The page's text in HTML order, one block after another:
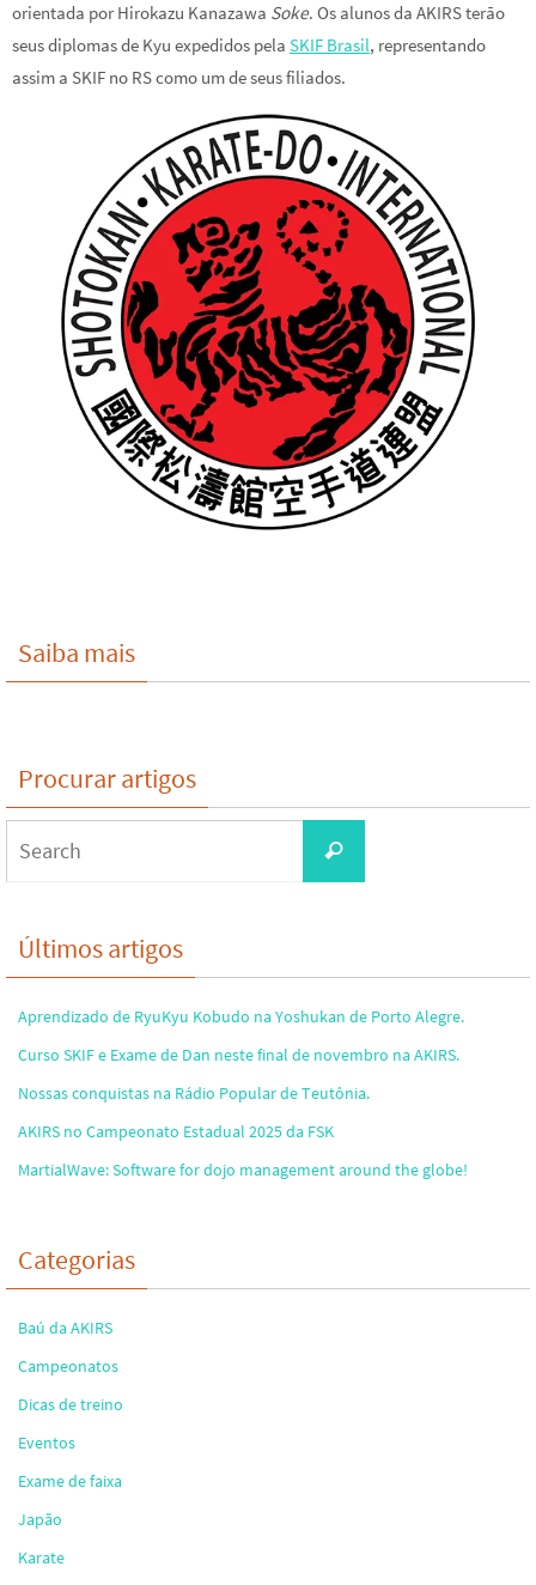
orientada por Hirokazu Kanazawa Soke. Os alunos da AKIRS terão
seus diplomas de Kyu expedidos pela SKIF Brasil, representando
assim a SKIF no RS como um de seus filiados.
Saiba mais
Procurar artigos
Search
Últimos artigos
Aprendizado de RyuKyu Kobudo na Yoshukan de Porto Alegre.
Curso SKIF e Exame de Dan neste final de novembro na AKIRS.
Nossas conquistas na Rádio Popular de Teutônia.
AKIRS no Campeonato Estadual 2025 da FSK
MartialWave: Software for dojo management around the globe!
Categorias
Baú da AKIRS
Campeonatos
Dicas de treino
Eventos
Exame de faixa
Japão
Karate